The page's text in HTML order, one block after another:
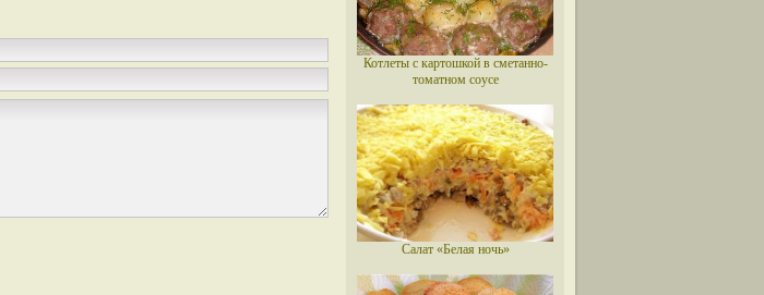
Котлеты с картошкой в сметанно-
томатном соусе
Салат «Белая ночь»